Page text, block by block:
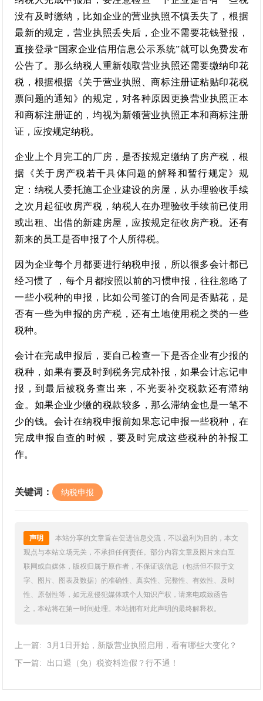
没有及时缴纳，比如企业的营业执照不慎丢失了，根据
最新的规定，营业执照丢失后，企业不需要花钱登报，
直接登录“国家企业信用信息公示系统”就可以免费发布
公告了。那么纳税人重新领取营业执照还需要缴纳印花
税，根据根据《关于营业执照、商标注册证粘贴印花税
票问题的通知》的规定，对各种原因更换营业执照正本
和商标注册证的，均视为新领营业执照正本和商标注册
证，应按规定纳税。
企业上个月完工的厂房，是否按规定缴纳了房产税，根
据《关于房产税若干具体问题的解释和暂行规定》规
定：纳税人委托施工企业建设的房屋，从办理验收手续
之次月起征收房产税，纳税人在办理验收手续前已使用
或出租、出借的新建房屋，应按规定征收房产税。还有
新来的员工是否申报了个人所得税。
因为企业每个月都要进行纳税申报，所以很多会计都已
经习惯了 ，每个月都按照以前的习惯申报，往往忽略了
一些小税种的申报，比如公司签订的合同是否贴花，是
否有一些为申报的房产税，还有土地使用税之类的一些
税种。
会计在完成申报后，要自己检查一下是否企业有少报的
税种，如果有要及时到税务完成补报，如果会计忘记申
报，到最后被税务查出来，不光要补交税款还有滞纳
金。如果企业少缴的税款较多，那么滞纳金也是一笔不
少的钱。会计在纳税申报前如果忘记申报一些税种，在
完成申报自查的时候，要及时完成这些税种的补报工
作。
关键词： 纳税申报
声明
本站分享的文章旨在促进信息交流，不以盈利为目的，本文
观点与本站立场无关，不承担任何责任。部分内容文章及图片来自互
联网或自媒体，版权归属于原作者，不保证该信息（包括但不限于文
字、图片、图表及数据）的准确性、真实性、完整性、有效性、及时
性、原创性等，如无意侵犯媒体或个人知识产权，请来电或致函告
之，本站将在第一时间处理。本站拥有对此声明的最终解释权。
上一篇:
3月1日开始，新版营业执照启用，看有哪些大变化？
下一篇:
出口退（免）税资料造假？行不通！